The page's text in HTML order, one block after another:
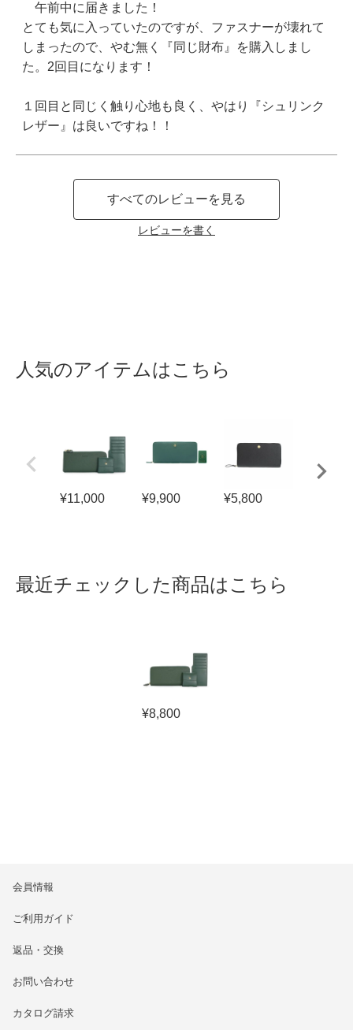
午前中に届きました！
とても気に入っていたのですが、ファスナーが壊れて
しまったので、やむ無く『同じ財布』を購入しまし
た。2回目になります！
１回目と同じく触り心地も良く、やはり『シュリンク
すべてのレビューを見る
レビューを書く
人気のアイテムはこちら
¥11,000 ¥9,900 ¥5,800
最近チェックした商品はこちら
¥8,800
会員情報
ご利用ガイド
返品・交換
お問い合わせ
カタログ請求